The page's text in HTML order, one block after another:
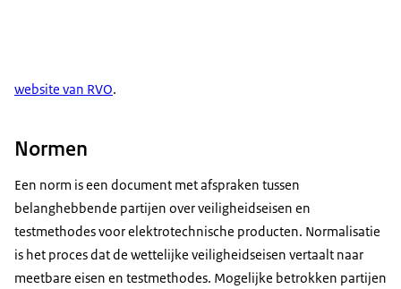
website van RVO.
Normen
Een norm is een document met afspraken tussen
belanghebbende partijen over veiligheidseisen en
testmethodes voor elektrotechnische producten. Normalisatie
is het proces dat de wettelijke veiligheidseisen vertaalt naar
meetbare eisen en testmethodes. Mogelijke betrokken partijen